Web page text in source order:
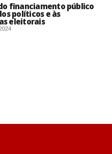
financiamento público
políticos e às
eleitorais